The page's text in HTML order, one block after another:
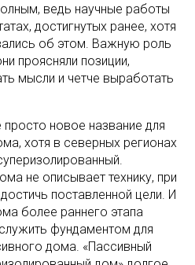
ведь научные работы
достигнутых ранее, хотя
об этом. Важную роль
проясняли позиции,
мысли и четче выработать
просто новое название для
хотя в северных регионах
не описывает технику, при
поставленной цели. И
более раннего этапа
фундаментом для
дома. «Пассивный